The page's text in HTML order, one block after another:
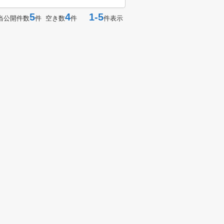
公開件数5件 空き数4件 1-5件表示